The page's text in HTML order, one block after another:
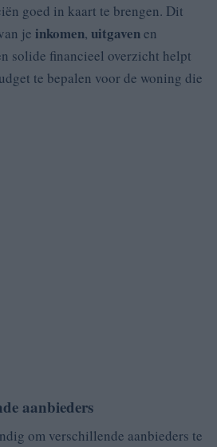
goed in kaart te brengen. Dit
je inkomen, uitgavenen
solide financieel overzicht helpt
te bepalen voor de woning die
aanbieders
om verschillende aanbieders te